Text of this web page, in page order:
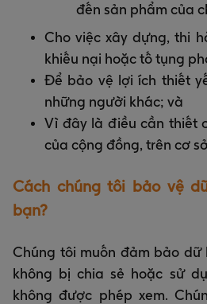
đến sản phẩm của
Cho việc xây dựng, thi
khiếu nại hoặc tố tụng
Để bảo vệ lợi ích thiết
những người khác; và
Vì đây là điều cần thiết
của cộng đồng, trên cơ
Cách chúng tôi bảo vệ
bạn?
Chúng tôi muốn đảm bảo dữ
không bị chia sẻ hoặc sử
không được phép xem.